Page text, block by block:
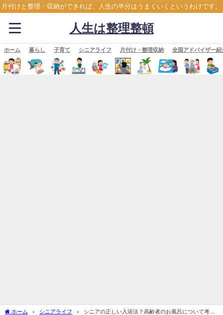
片付けと整理・収納ができれば、人生の半分はうまくいくというわけです。
人生は整理整頓
ホーム 暮らし 子育て シニアライフ 片付け・整理収納 全国アドバイザー紹
ホーム シニアライフ
シニアの正しい入浴法？高齢者のお風呂について考え